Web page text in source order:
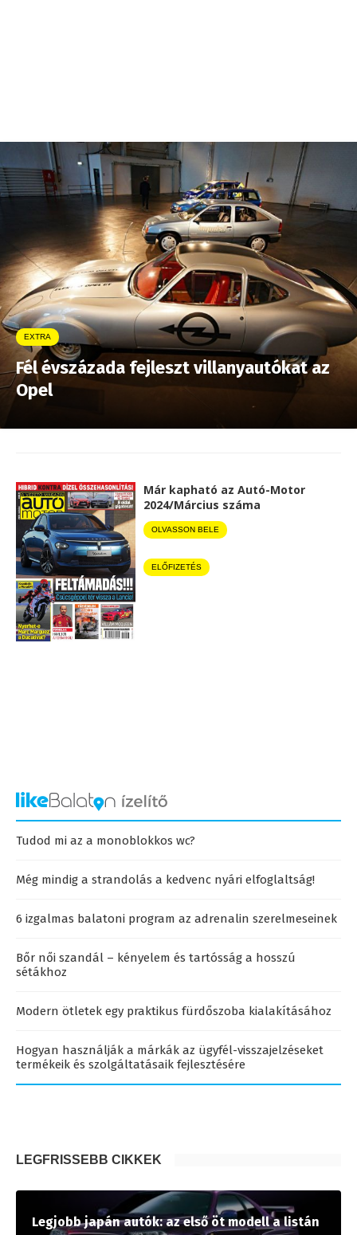
EXTRA
Fél évszázada fejleszt villanyautókat az
Opel
Már kapható az Autó-Motor
2024/Március száma
OLVASSON BELE
ELŐFIZETÉS
Tudod mi az a monoblokkos wc?
Még mindig a strandolás a kedvenc nyári elfoglaltság!
6 izgalmas balatoni program az adrenalin szerelmeseinek
Bőr női szandál – kényelem és tartósság a hosszú
sétákhoz
Modern ötletek egy praktikus fürdőszoba kialakításához
Hogyan használják a márkák az ügyfél-visszajelzéseket
termékeik és szolgáltatásaik fejlesztésére
LEGFRISSEBB CIKKEK
Legjobb japán autók: az első öt modell a listán